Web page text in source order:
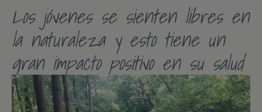
Los jóvenes se sienten libres en
la naturaleza y esto tiene un
gran impacto positivo en su salud